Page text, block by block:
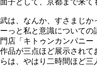
武は、なんか、すさまじ
ーっと私と意識について
門店「キトゥンカンパニ
作品が三点ほど展示され
らは、やはり二時間ほど三